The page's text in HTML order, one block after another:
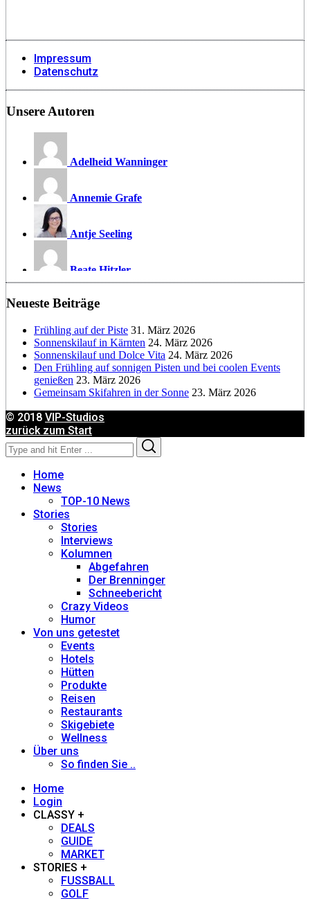
Impressum
Datenschutz
Unsere Autoren
Adelheid Wanninger
Annemie Grafe
Antje Seeling
Beate Hitzler
Birgit Werner
Christoph Schrahe
Constanze Buss
Dagmar Gehm
Derk Hoberg
Eliane Droemer
Elsa Honecker
Fred Fettner
Georg Weindl
Gerhard Fuhrmann
Heidi Siefert
Heiner Sieger
Hans-Herbert Holzamer
Johanna Stöckl
Jürgen Löhle
Neueste Beiträge
Frühling auf der Piste 31. März 2026
Sonnenskilauf in Kärnten 24. März 2026
Sonnenskilauf und Dolce Vita 24. März 2026
Den Frühling auf sonnigen Pisten und bei coolen Events
genießen 23. März 2026
Gemeinsam Skifahren in der Sonne 23. März 2026
© 2018 VIP-Studios
zurück zum Start
Search
for:
Home
News
TOP-10 News
Stories
Stories
Interviews
Kolumnen
Abgefahren
Der Brenninger
Schneebericht
Crazy Videos
Humor
Von uns getestet
Events
Hotels
Hütten
Produkte
Reisen
Restaurants
Skigebiete
Wellness
Über uns
So finden Sie ..
Home
Login
CLASSY +
DEALS
GUIDE
MARKET
STORIES +
FUSSBALL
GOLF